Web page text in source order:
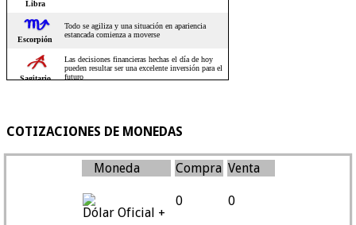
COTIZACIONES DE MONEDAS
Moneda Compra Venta
Dólar Oficial +
0 0